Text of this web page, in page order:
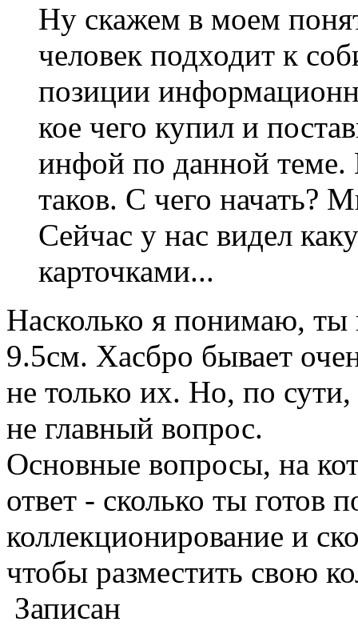
Ну скажем в моем
человек подходит к
позиции
кое чего купил и
инфой по данной теме.
таков. С чего начать?
Сейчас у нас видел
карточками...
Насколько я понимаю,
9.5см. Хасбро бывает
не только их. Но, по
не главный вопрос.
Основные вопросы, на
ответ - сколько ты готов
коллекционирование и
чтобы разместить свою
Записан